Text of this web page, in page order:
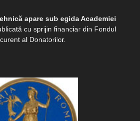
apare sub egida Academiei
cu sprijin financiar din Fondul
al Donatorilor.